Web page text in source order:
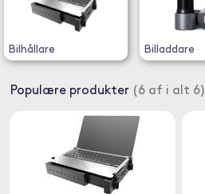
Bilhållare Billaddare
Populære produkter (6 af i alt 6)